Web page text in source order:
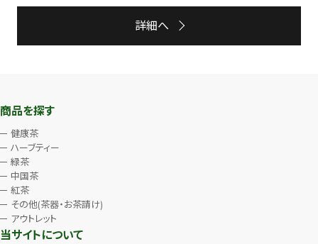
詳細へ
商品を探す
健康茶
ハーブティー
緑茶
中国茶
紅茶
その他(茶器・お茶請け)
アウトレット
当サイトについて